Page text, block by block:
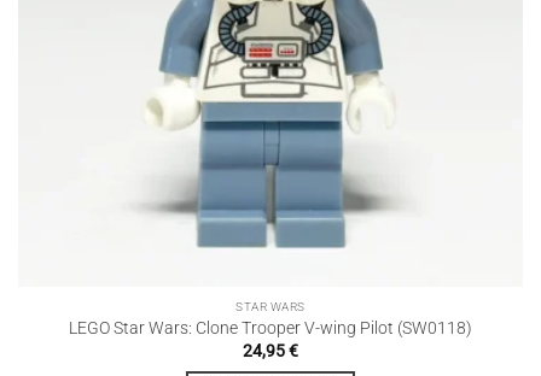
STAR WARS
LEGO Star Wars: Clone Trooper V-wing Pilot (SW0118)
24,95€